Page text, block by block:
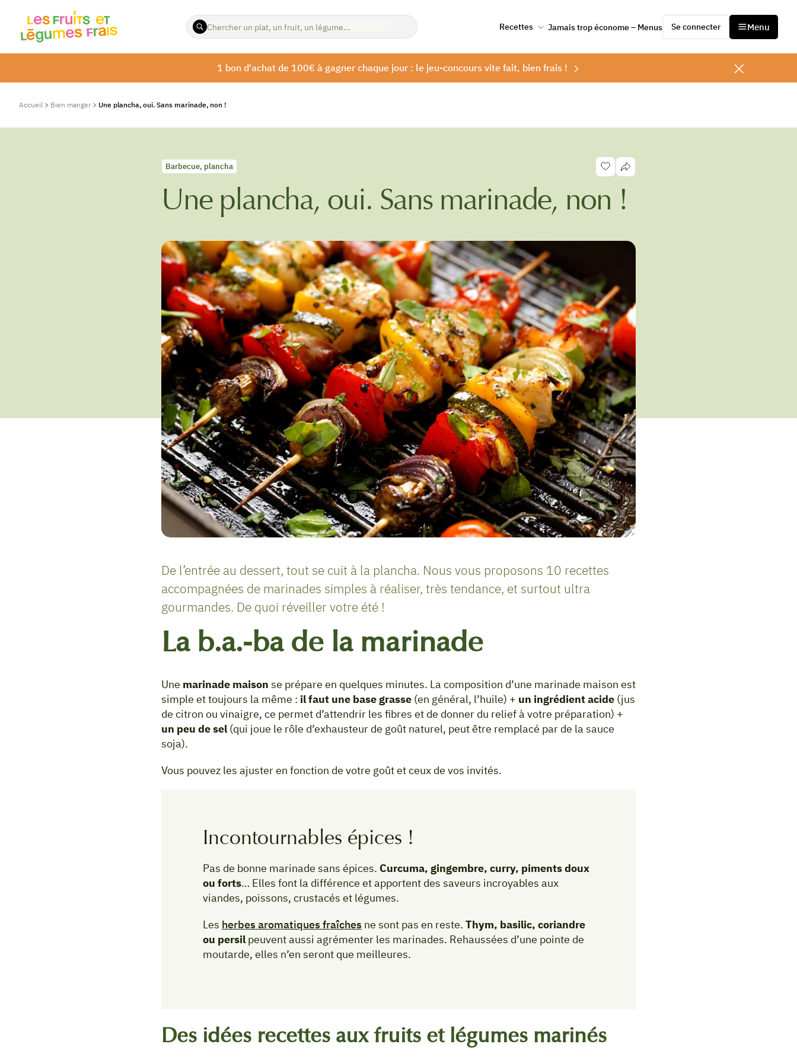
ENTREZ
LES
RECHERCHER
Recettes Jamais trop économe – Menus Se connecter Menu
1 bon d'achat de 100€ à gagner chaque jour : le jeu-concours vite fait, bien frais !
Accueil > Bien manger> Une plancha, oui. Sans marinade, non !
Barbecue, plancha
Une plancha, oui. Sans marinade, non !
De l’entrée au dessert, tout se cuit à la plancha. Nous vous proposons 10 recettes
accompagnées de marinades simples à réaliser, très tendance, et surtout ultra
gourmandes. De quoi réveiller votre été !
La b.a.-ba de la marinade
Une marinade maison se prépare en quelques minutes. La composition d’une marinade maison est
simple et toujours la même : il faut une base grasse (en général, l’huile) + un ingrédient acide (jus
de citron ou vinaigre, ce permet d’attendrir les fibres et de donner du relief à votre préparation) +
un peu de sel(qui joue le rôle d’exhausteur de goût naturel, peut être remplacé par de la sauce
soja).
Vous pouvez les ajuster en fonction de votre goût et ceux de vos invités.
Incontournables épices !
Pas de bonne marinade sans épices. Curcuma, gingembre, curry, piments doux
ou forts… Elles font la différence et apportent des saveurs incroyables aux
viandes, poissons, crustacés et légumes.
Les herbes aromatiques fraîches ne sont pas en reste. Thym, basilic, coriandre
ou persil peuvent aussi agrémenter les marinades. Rehaussées d’une pointe de
moutarde, elles n’en seront que meilleures.
Des idées recettes aux fruits et légumes marinés